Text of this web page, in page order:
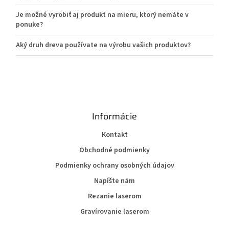
Je možné vyrobiť aj produkt na mieru, ktorý nemáte v
ponuke?
Aký druh dreva používate na výrobu vašich produktov?
Informácie
Kontakt
Obchodné podmienky
Podmienky ochrany osobných údajov
Napíšte nám
Rezanie laserom
Gravírovanie laserom